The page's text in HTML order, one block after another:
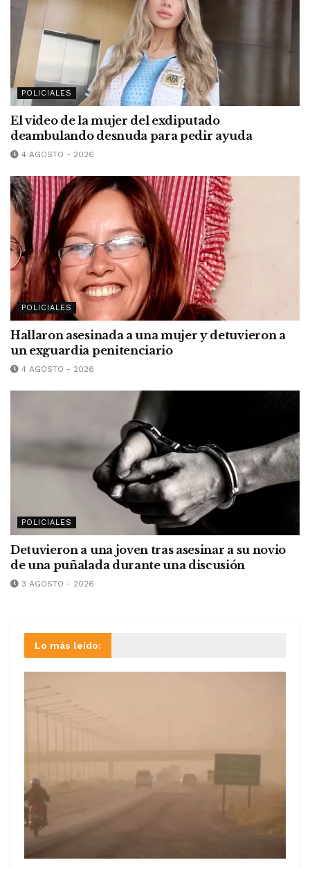
POLICIALES
El video de la mujer del exdiputado
deambulando desnuda para pedir ayuda
4 AGOSTO - 2026
POLICIALES
Hallaron asesinada a una mujer y detuvieron a
un exguardia penitenciario
4 AGOSTO - 2026
POLICIALES
Detuvieron a una joven tras asesinar a su novio
de una puñalada durante una discusión
3 AGOSTO - 2026
Lo más leído: